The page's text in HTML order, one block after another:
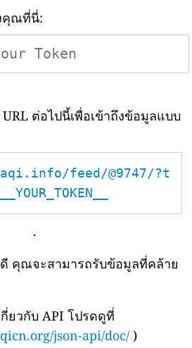
คุณที่นี่:
ต่อไปนี้เพื่อเข้าถึงข้อมูลแบบ
feed/@9747/?t
.
คุณจะสามารถรับข้อมูลที่คล้าย
ยวกับ API โปรดดูที่
json-api/doc/ )